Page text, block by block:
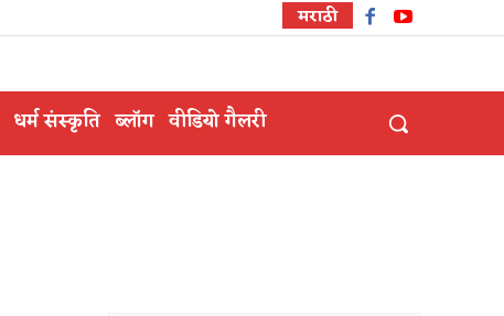
मराठी
धर्म संस्कृति ब्लॉग वीडियो गैलरी